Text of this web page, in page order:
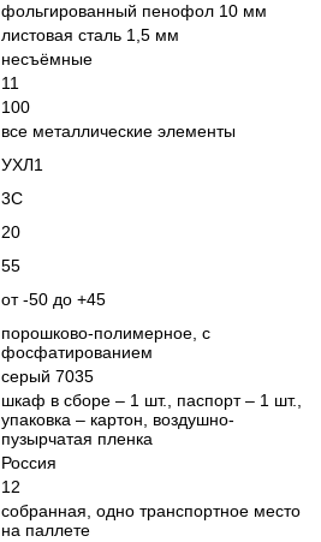
фольгированный пенофол 10 мм
листовая сталь 1,5 мм
несъёмные
11
100
все металлические элементы
УХЛ1
3С
20
55
от -50 до +45
порошково-полимерное, с
фосфатированием
серый 7035
шкаф в сборе – 1 шт., паспорт – 1 шт.,
упаковка – картон, воздушно-
пузырчатая пленка
Россия
12
собранная, одно транспортное место
на паллете